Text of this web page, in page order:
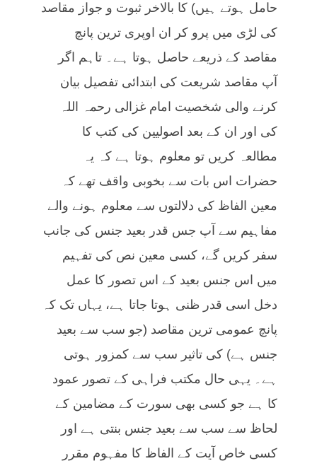
حامل ہوتے ہیں) کا بالاخر ثبوت و جواز مقاصد
کی لڑی میں پرو کر ان اوپری ترین پانچ
مقاصد کے ذریعے حاصل ہوتا ہے۔ تاہم اگر
آپ مقاصد شریعت کی ابتدائی تفصیل بیان
کرنے والی شخصیت امام غزالی رحمہ اللہ
کی اور ان کے بعد اصولیین کی کتب کا
مطالعہ کریں تو معلوم ہوتا ہے کہ یہ
حضرات اس بات سے بخوبی واقف تھے کہ
معین الفاظ کی دلالتوں سے معلوم ہونے والے
مفاہیم سے آپ جس قدر بعید جنس کی جانب
سفر کریں گے، کسی معین نص کی تفہیم
میں اس جنس بعید کے اس تصور کا عمل
دخل اسی قدر ظنی ہوتا جاتا ہے، یہاں تک کہ
پانچ عمومی ترین مقاصد (جو سب سے بعید
جنس ہے) کی تاثیر سب سے کمزور ہوتی
ہے۔ یہی حال مکتب فراہی کے تصور عمود
کا ہے جو کسی بھی سورت کے مضامین کے
لحاظ سے سب سے بعید جنس بنتی ہے اور
کسی خاص آیت کے الفاظ کا مفہوم مقرر